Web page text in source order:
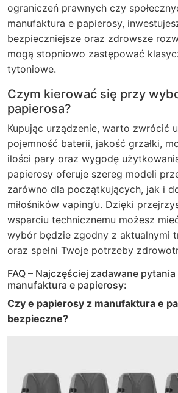
ograniczeń prawnych czy
manufaktura e papierosy,
bezpieczniejsze oraz zdrowsze
mogą stopniowo zastępować
tytoniowe.
Czym kierować się przy
papierosa?
Kupując urządzenie, warto zwrócić
pojemność baterii, jakość grzałki,
ilości pary oraz wygodę
papierosy oferuje szereg modeli
zarówno dla początkujących, jak i
miłośników vaping’u. Dzięki
wsparciu technicznemu możesz
wybór będzie zgodny z aktualnymi
oraz spełni Twoje potrzeby
FAQ – Najczęściej zadawane
manufaktura e papierosy:
Czy e papierosy z manufaktura e
bezpieczne?